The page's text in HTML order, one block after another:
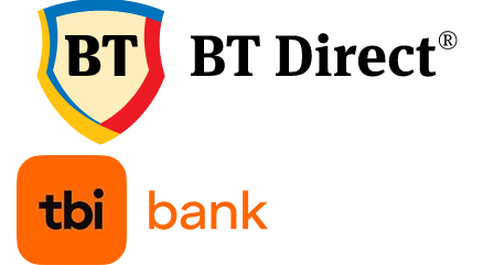
Franare Trotineta Electrica
Aparatori Noroi Trotineta Electrica
Electrice Diverse, Contacte,
Butoane
Lumini Trotinete Electrice
Piese Kugoo
Kukirin M4 MAX
Kukirin S1 MAX 2025-2026
KuKirin G2